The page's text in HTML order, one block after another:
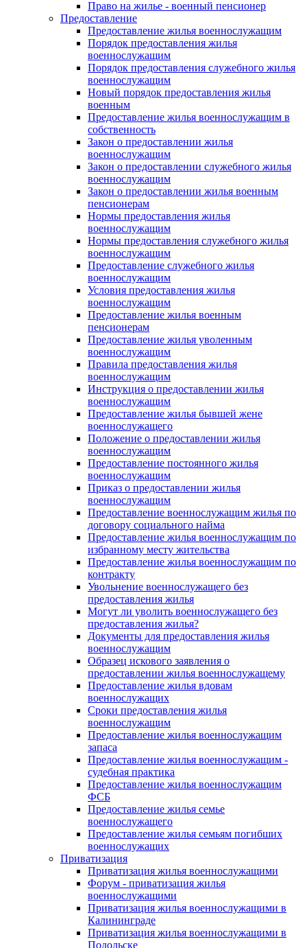
Право на жилье - военный пенсионер
Предоставление
Предоставление жилья военнослужащим
Порядок предоставления жилья
военнослужащим
Порядок предоставления служебного жилья
военнослужащим
Новый порядок предоставления жилья
военным
Предоставление жилья военнослужащим в
собственность
Закон о предоставлении жилья
военнослужащим
Закон о предоставлении служебного жилья
военнослужащим
Закон о предоставлении жилья военным
пенсионерам
Нормы предоставления жилья
военнослужащим
Нормы предоставления служебного жилья
военнослужащим
Предоставление служебного жилья
военнослужащим
Условия предоставления жилья
военнослужащим
Предоставление жилья военным
пенсионерам
Предоставление жилья уволенным
военнослужащим
Правила предоставления жилья
военнослужащим
Инструкция о предоставлении жилья
военнослужащим
Предоставление жилья бывшей жене
военнослужащего
Положение о предоставлении жилья
военнослужащим
Предоставление постоянного жилья
военнослужащим
Приказ о предоставлении жилья
военнослужащим
Предоставление военнослужащим жилья по
договору социального найма
Предоставление жилья военнослужащим по
избранному месту жительства
Предоставление жилья военнослужащим по
контракту
Увольнение военнослужащего без
предоставления жилья
Могут ли уволить военнослужащего без
предоставления жилья?
Документы для предоставления жилья
военнослужащим
Образец искового заявления о
предоставлении жилья военнослужащему
Предоставление жилья вдовам
военнослужащих
Сроки предоставления жилья
военнослужащим
Предоставление жилья военнослужащим
запаса
Предоставление жилья военнослужащим -
судебная практика
Предоставление жилья военнослужащим
ФСБ
Предоставление жилья семье
военнослужащего
Предоставление жилья семьям погибших
военнослужащих
Приватизация
Приватизация жилья военнослужащими
Форум - приватизация жилья
военнослужащими
Приватизация жилья военнослужащими в
Калининграде
Приватизация жилья военнослужащими в
Подольске